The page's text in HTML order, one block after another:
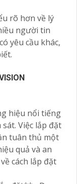
rõ hơn về lý
người tin
yêu cầu khác,
hiệu nổi tiếng
Việc lắp đặt
tuân thủ một
quả và an
cách lắp đặt